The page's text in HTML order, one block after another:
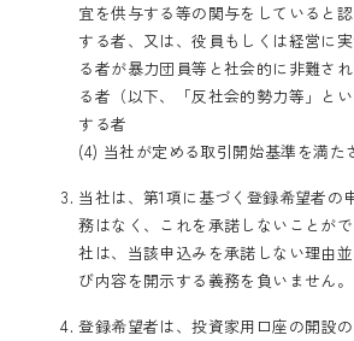
宜を供与する等の関与をしていると
する者、又は、役員もしくは経営に
る者が暴力団員等と社会的に非難さ
る者（以下、「反社会的勢力等」と
する者
(4) 当社が定める取引開始基準を満た
当社は、第1項に基づく登録希望者の
務はなく、これを承諾しないことが
社は、当該申込みを承諾しない理由
び内容を開示する義務を負いません。
登録希望者は、投資家用口座の開設